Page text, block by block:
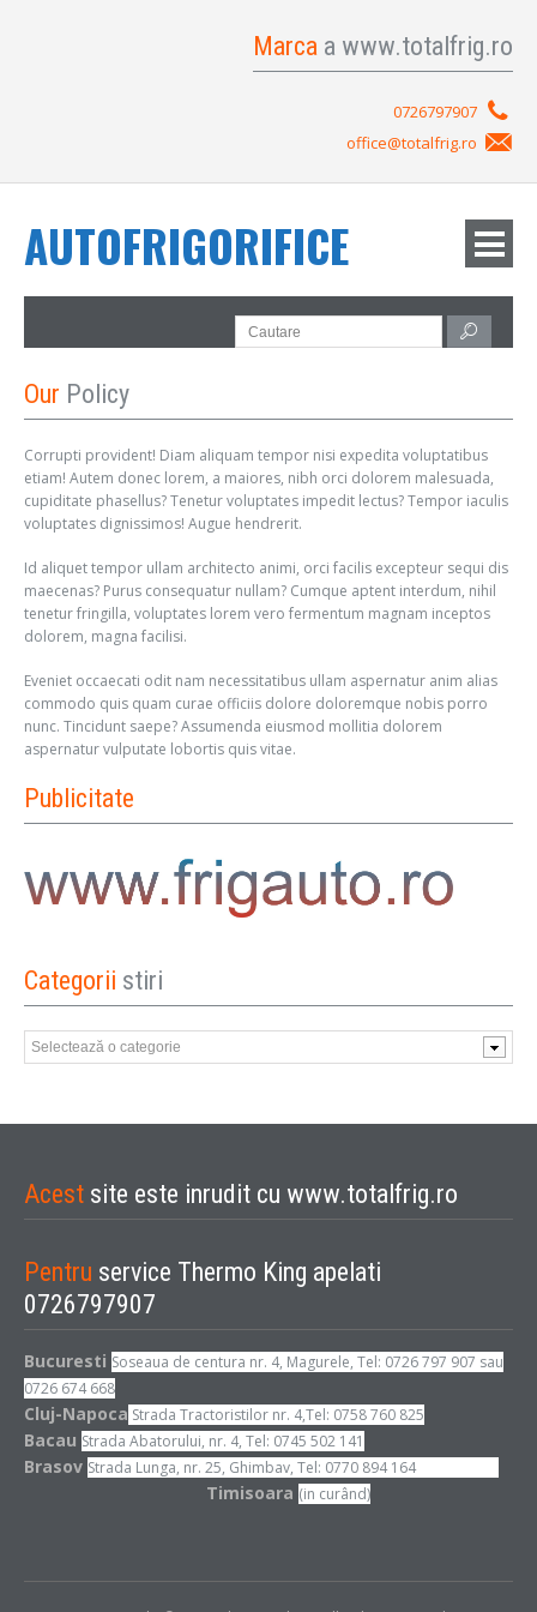
Marca a www.totalfrig.ro
0726797907
office@totalfrig.ro
AUTOFRIGORIFICE
Our Policy
Corrupti provident! Diam aliquam tempor nisi expedita voluptatibus
etiam! Autem donec lorem, a maiores, nibh orci dolorem malesuada,
cupiditate phasellus? Tenetur voluptates impedit lectus? Tempor iaculis
voluptates dignissimos! Augue hendrerit.
Id aliquet tempor ullam architecto animi, orci facilis excepteur sequi dis
maecenas? Purus consequatur nullam? Cumque aptent interdum, nihil
tenetur fringilla, voluptates lorem vero fermentum magnam inceptos
dolorem, magna facilisi.
Eveniet occaecati odit nam necessitatibus ullam aspernatur anim alias
commodo quis quam curae officiis dolore doloremque nobis porro
nunc. Tincidunt saepe? Assumenda eiusmod mollitia dolorem
aspernatur vulputate lobortis quis vitae.
Publicitate
Categorii stiri
Categorii
stiri
Acest site este inrudit cu www.totalfrig.ro
Pentru service Thermo King apelati
0726797907
Bucuresti Soseaua de centura nr. 4, Magurele, Tel: 0726 797 907 sau
0726 674 668
Cluj-Napoca Strada Tractoristilor nr. 4,Tel: 0758 760 825
Bacau Strada Abatorului, nr. 4, Tel: 0745 502 141
Brasov Strada Lunga, nr. 25, Ghimbav, Tel: 0770 894 164
Timisoara (in curând)